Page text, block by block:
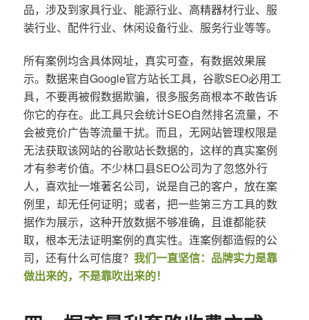
品，涉及到家具行业、能源行业、高精器材行业、服
装行业、配件行业、休闲设备行业、服务行业等等。
所有案例均含具体网址，真实可查，有数据效果展
示。数据来自Google官方站长工具，谷歌SEO必用工
具，不要再被假数据欺骗，很多服务商根本不敢告诉
你它的存在。此工具只会统计SEO自然排名流量，不
会被竞价广告等流量干扰。而且，无网站管理权限是
无法获取该网站的谷歌站长数据的，这样的真实案例
才有参考价值。不少林口县SEO公司为了忽悠外行
人，喜欢扯一堆著名公司，说是自己的客户，放在案
例里，却无任何证明；或者，把一些第三方工具的数
据作为展示，这种开放数据不够准确，且谁都能获
取，根本无法证明案例的真实性。连案例都造假的公
司，还有什么可信度？ 我们一直坚信：品牌实力是靠
做出来的，不是靠吹出来的！